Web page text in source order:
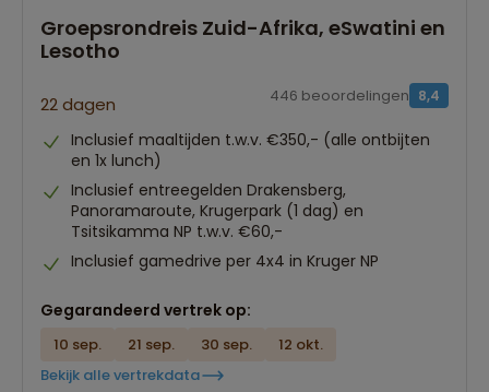
Groepsrondreis Zuid-Afrika, eSwatini en
Lesotho
22 dagen 8,4
446 beoordelingen
Inclusief maaltijden t.w.v. €350,- (alle ontbijten
en 1x lunch)
Inclusief entreegelden Drakensberg,
Panoramaroute, Krugerpark (1 dag) en
Tsitsikamma NP t.w.v. €60,-
Inclusief gamedrive per 4x4 in Kruger NP
Gegarandeerd vertrek op:
10 sep. 21 sep. 30 sep.
12 okt.
Bekijk alle vertrekdata